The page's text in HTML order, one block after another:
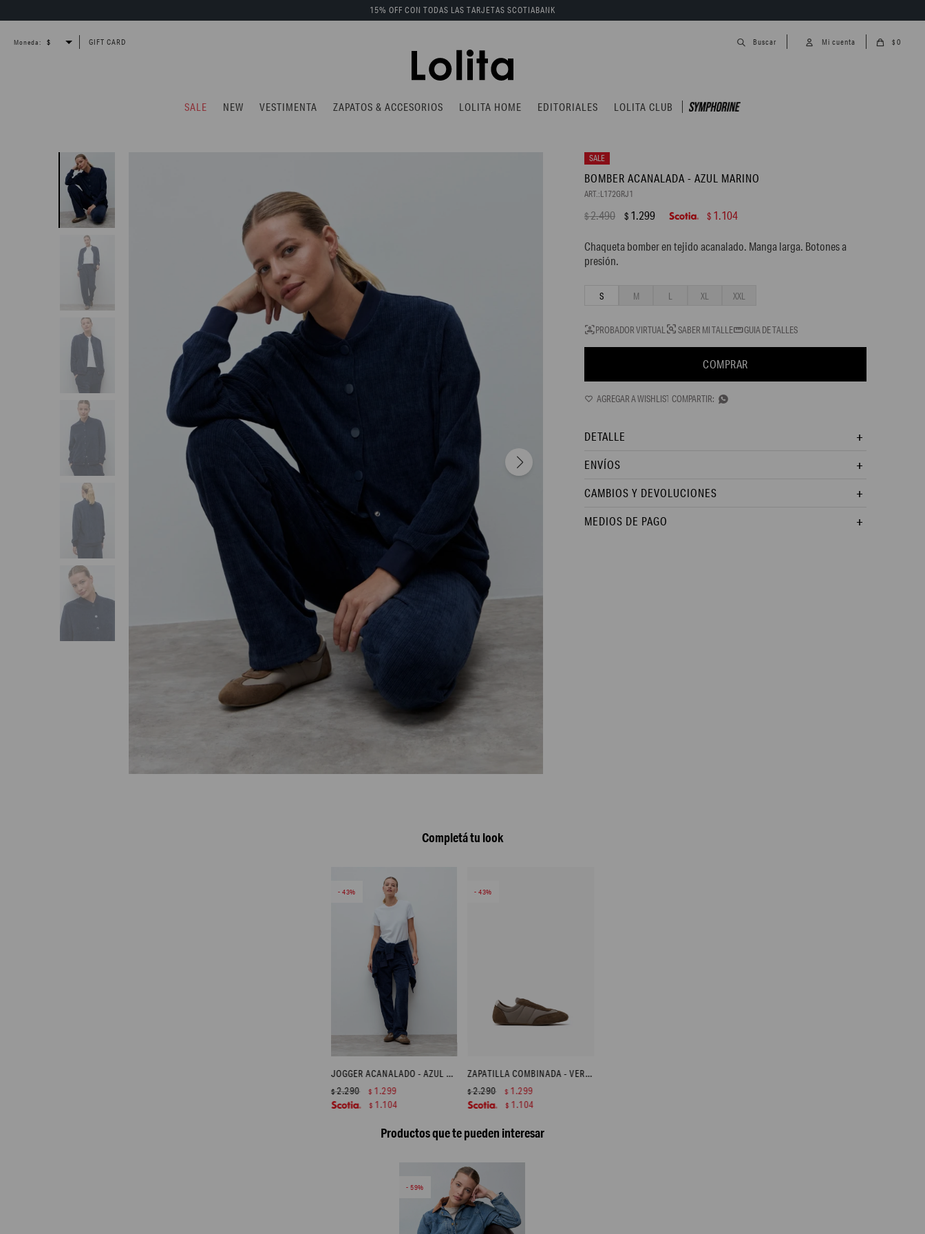
SALE NEW VESTIMENTA ZAPATOS & ACCESORIOS LOLITA HOME EDITORIALES LOLITA CLUB
$ 0
15% OFF CON TODAS LAS TARJETAS SCOTIABANK
Moneda: GIFT CARD
BOMBER ACANALADA - AZUL MARINO
L172GRJ1
$2.490 $ 1.299 $ 1.104
Chaqueta bomber en tejido acanalado. Manga larga. Botones a
presión.
S M L XL XXL
PROBADOR VIRTUAL SABER MI TALLE GUIA DE TALLES
COMPRAR

DETALLE
ENVÍOS
CAMBIOS Y DEVOLUCIONES
MEDIOS DE PAGO
Completá tu look
43
JOGGER ACANALADO - AZUL MARINO
$2.290 $ 1.299
$ 1.104
43
ZAPATILLA COMBINADA - VERDE OLIVA
$2.290 $ 1.299
$ 1.104
Productos que te pueden interesar
59